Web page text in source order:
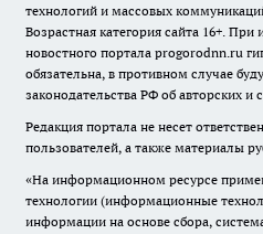
технологий и массовых
Возрастная категория сайта 16+.
новостного портала progorodnn.ru
обязательна, в противном случае
законодательства РФ об авторских и
Редакция портала не несет
пользователей, а также материалы
«На информационном ресурсе
технологии (информационные
информации на основе сбора,